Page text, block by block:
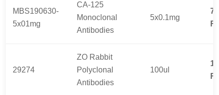
MBS190630-
5x01mg
CA-125
Monoclonal
Antibodies
5x0.1mg
29274
ZO Rabbit
Polyclonal
Antibodies
100ul